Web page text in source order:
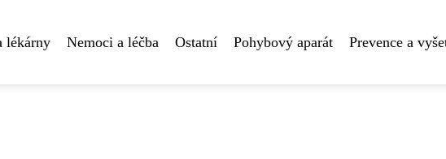
lékárny Nemoci a léčba Ostatní Pohybový aparát Prevence a